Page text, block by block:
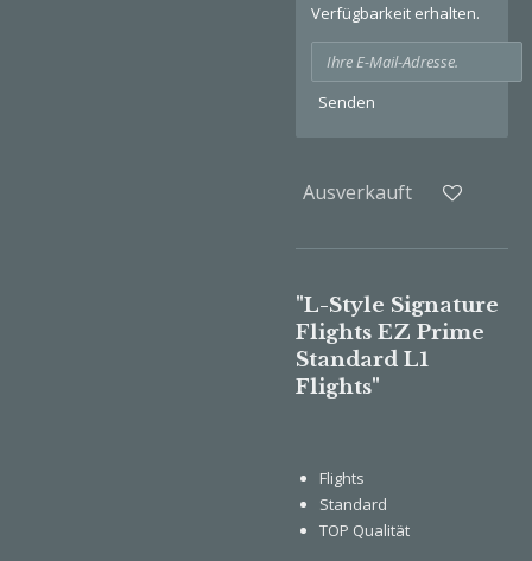
Verfügbarkeit erhalten.
Senden
Ausverkauft
"L-Style Signature
Flights EZ Prime
Standard L1
Flights"
Flights
Standard
TOP Qualität